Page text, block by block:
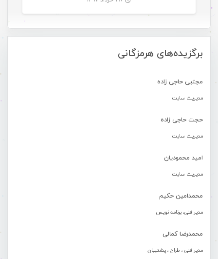
برگزیده‌های هرمزگانی
مجتبی حاجی زاده
مدیریت سایت
حجت حاجی زاده
مدیریت سایت
امید محمودیان
مدیریت سایت
محمدامین حکیم
مدیر فنی، برنامه نویس
محمدرضا کمالی
مدیر فنی ، طراح ، پشتیبان